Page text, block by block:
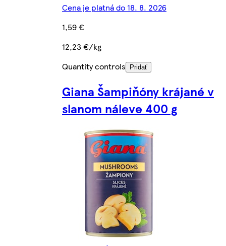
Cena je platná do 18. 8. 2026
1,59 €
12,23 €/kg
Quantity controls
Pridať
Giana Šampiňóny krájané v
slanom náleve 400 g